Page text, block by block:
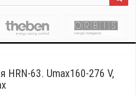
HRN-63. Umax160-276 V,